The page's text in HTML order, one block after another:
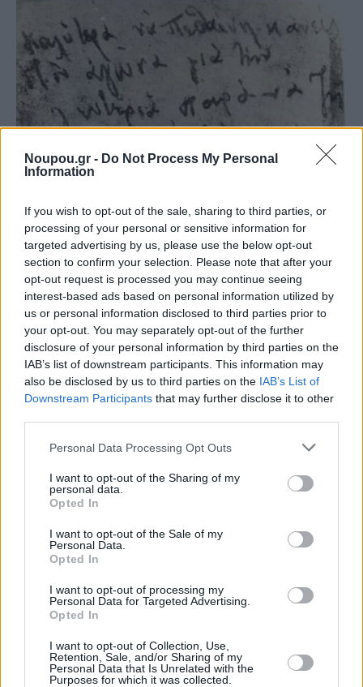
Noupou.gr - Do Not Process My Personal
Information
If you wish to opt-out of the sale, sharing to third parties, or
processing of your personal or sensitive information for
targeted advertising by us, please use the below opt-out
section to confirm your selection. Please note that after your
opt-out request is processed you may continue seeing
interest-based ads based on personal information utilized by
us or personal information disclosed to third parties prior to
your opt-out. You may separately opt-out of the further
disclosure of your personal information by third parties on the
IAB’s list of downstream participants. This information may
also be disclosed by us to third parties on the IAB’s List of
Downstream Participants that may further disclose it to other
Please note that this website/app uses one or more Google
not limited to your visit or usage behaviour. You may click to
grant or deny consent to Google and its third-party tags to
use your data for below specified purposes in below Google
consent section.
Personal Data Processing Opt Outs
I want to opt-out of the Sharing of my
personal data.
Opted In
I want to opt-out of the Sale of my
Personal Data.
Opted In
I want to opt-out of processing my
Personal Data for Targeted Advertising.
Opted In
I want to opt-out of Collection, Use,
Retention, Sale, and/or Sharing of my
Personal Data that Is Unrelated with the
Purposes for which it was collected.
Το αποχαιρετιστήριο σημείωμα του Γεωπόνου Νίκου Μαριακάκη.
Τα πτώματα των εκτελεσμέων μετέφεραν κάθε φορά
στα φορτηγά των Γερμανών οι επόμενοι 20 που
επρόκειτο να εκτελεστούν. Τη μέρα της εκτέλεσης, οι
καμπάνες της εκκλησίας στην Καισαριανή χτυπούσαν
πένθιμα.
200 αγωνιστές που εκτελέστηκαν από τους Γερμανούς την πρωτομαγιά
του 1944. Οι 200 κρατούμενοι αγωνιστές μεταφέρθηκαν από το
Χαϊδάρι και εκτελέστηκαν ανήμερα της Πρωτομαγιάς ως αντίποινα για